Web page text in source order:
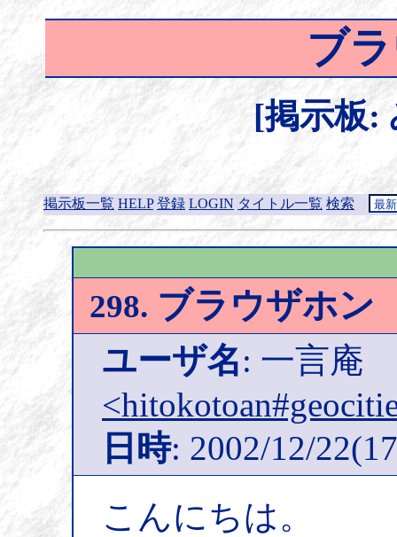
ブ
[掲示板:
掲示板一覧 HELP 登録 LOGIN タイトル一覧 検索
298. ブラウザホン
ユーザ名: 一言庵
日時: 2002/12/
こんにちは。